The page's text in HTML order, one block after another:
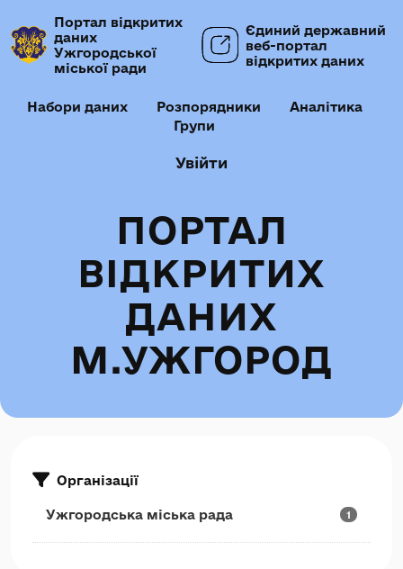
Портал відкритих
даних
Ужгородської
міської ради
Єдиний державний
веб-портал
відкритих даних
Набори даних Розпорядники
Аналітика
Групи
Увійти
ПОРТАЛ
ВІДКРИТИХ
ДАНИХ
М.УЖГОРОД
Організації
Ужгородська міська рада 1